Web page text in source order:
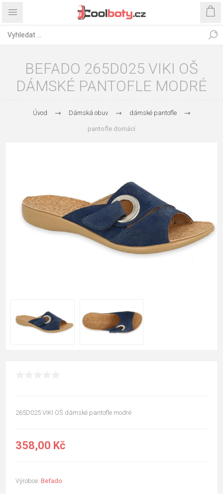
BEFADO 265D025 VIKI OŠ
DÁMSKÉ PANTOFLE MODRÉ
Úvod Dámská obuv dámské pantofle
pantofle domácí
265D025 VIKI OŠ dámské pantofle modré
358,00 Kč
Výrobce: Befado